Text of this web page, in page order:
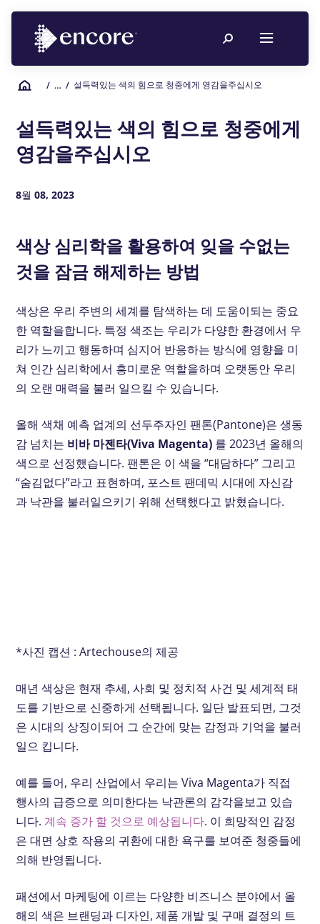
/ … / 설득력있는 색의 힘으로 청중에게 영감을주십시오
설득력있는 색의 힘으로 청중에게
영감을주십시오
8월 08, 2023
색상 심리학을 활용하여 잊을 수없는
것을 잠금 해제하는 방법
색상은 우리 주변의 세계를 탐색하는 데 도움이되는 중요
한 역할을합니다. 특정 색조는 우리가 다양한 환경에서 우
리가 느끼고 행동하며 심지어 반응하는 방식에 영향을 미
쳐 인간 심리학에서 흥미로운 역할을하며 오랫동안 우리
의 오랜 매력을 불러 일으킬 수 있습니다.
올해 색채 예측 업계의 선두주자인 팬톤(Pantone)은 생동
감 넘치는 비바 마젠타(Viva Magenta) 를 2023년 올해의
색으로 선정했습니다. 팬톤은 이 색을 “대담하다” 그리고
“숨김없다”라고 표현하며, 포스트 팬데믹 시대에 자신감
과 낙관을 불러일으키기 위해 선택했다고 밝혔습니다.
*사진 캡션 : Artechouse의 제공
매년 색상은 현재 추세, 사회 및 정치적 사건 및 세계적 태
도를 기반으로 신중하게 선택됩니다. 일단 발표되면, 그것
은 시대의 상징이되어 그 순간에 맞는 감정과 기억을 불러
일으 킵니다.
예를 들어, 우리 산업에서 우리는 Viva Magenta가 직접
행사의 급증으로 의미한다는 낙관론의 감각을보고 있습
니다. 계속 증가 할 것으로 예상됩니다. 이 희망적인 감정
은 대면 상호 작용의 귀환에 대한 욕구를 보여준 청중들에
의해 반영됩니다.
패션에서 마케팅에 이르는 다양한 비즈니스 분야에서 올
해의 색은 브랜딩과 디자인, 제품 개발 및 구매 결정의 트